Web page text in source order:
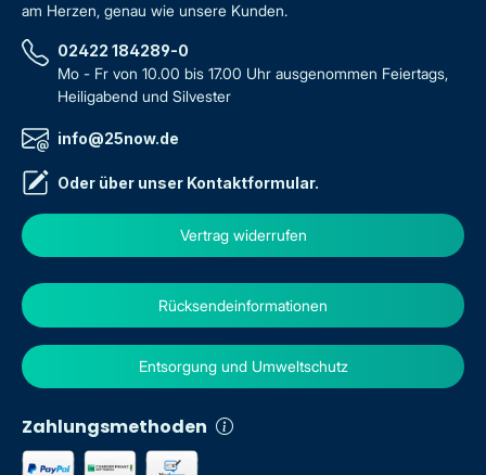
am Herzen, genau wie unsere Kunden.
02422 184289-0
Mo - Fr von 10.00 bis 17.00 Uhr ausgenommen Feiertags,
Heiligabend und Silvester
info@25now.de
Oder über unser Kontaktformular.
Vertrag widerrufen
Zahlungsmethoden
Rücksendeinformationen
Entsorgung und Umweltschutz